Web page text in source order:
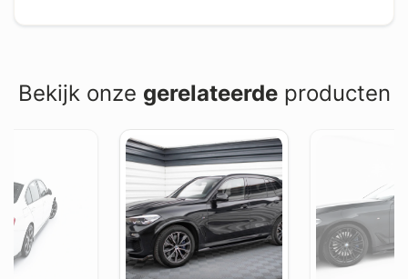
Bekijk onze gerelateerdeproducten